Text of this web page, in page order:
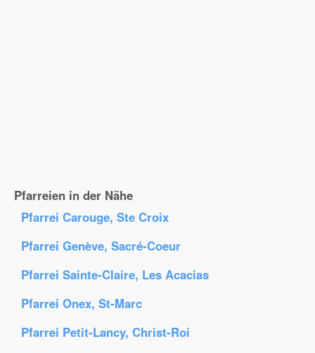
Pfarreien in der Nähe
Pfarrei Carouge, Ste Croix
Pfarrei Genève, Sacré-Coeur
Pfarrei Sainte-Claire, Les Acacias
Pfarrei Onex, St-Marc
Pfarrei Petit-Lancy, Christ-Roi